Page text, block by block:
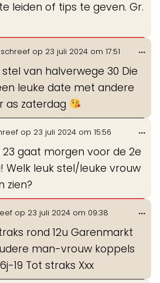
leiden of tips te geven. Gr.
schreef op 23 juli 2024 om 17:51
stel van halverwege 30 Die
leuke date met andere
as zaterdag
...
op 23 juli 2024 om 15:56
23 gaat morgen voor de 2e
Welk leuk stel/leuke vrouw
zien?
...
op 23 juli 2024 om 09:38
rond 12u Garenmarkt
man-vrouw koppels
19 Tot straks Xxx
...